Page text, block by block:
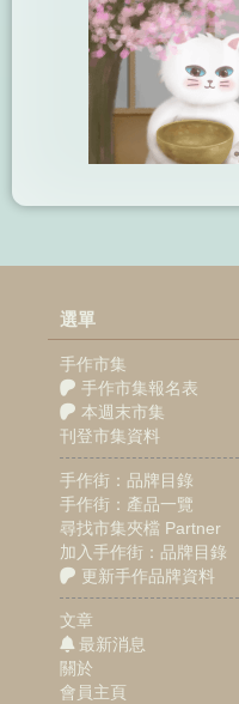
選單
手作市集
手作市集報名表
本週末市集
刊登市集資料
手作街：品牌目錄
手作街：產品一覽
尋找市集夾檔 Partner
加入手作街：品牌目錄
更新手作品牌資料
文章
最新消息
關於
會員主頁